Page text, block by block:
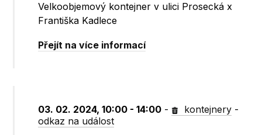
Velkoobjemový kontejner v ulici Prosecká x
Františka Kadlece
Přejít na více informací
03. 02. 2024, 10:00 - 14:00 - kontejnery -
odkaz na událost